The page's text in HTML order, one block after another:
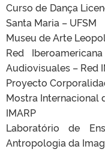
Curso de Dança
Santa Maria – UFSM
Museu de Arte
Red
Audiovisuales – Red
Proyecto
Mostra Internacional
IMARP
Laboratório de
Antropologia da